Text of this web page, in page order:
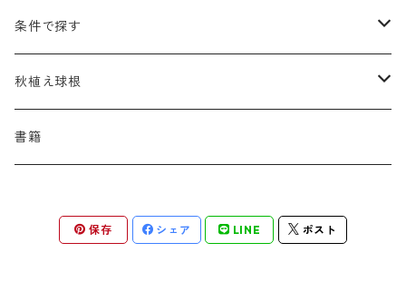
アストランティア
アデノフォラ
クランベ
クロコスミア
セリヌム
タリクトルム
ディギタリス
ネペタ
ハ行
パエオニア
バプティシア
ヒロテレフィウム
マ行
ムクゲニア
モナルダ
ラ行
リアトリス
アルンクス
ウィオラ
ドイツスズラン
ブルネラ
プルモナリア
マ行
メルテンシア
ラ行
ランプロカプノス
ロドゲルシア
シダ類
カレクス
スティパ
セスレリア
スポロボルス
タ行
デスカンプシア
ハ行
ハコネクロア
ヒストリクス
マ行
ムーレンベルギア
ランブラー
クライマー
半つる
ブッシュ樹形
黒
青
緑
条件で探す
蜜源植物
グランドカバーにも良い植物
葉が魅力の植物
秋植え球根
アリウム
チューリップ
書籍
保存 シェア LINE ポスト